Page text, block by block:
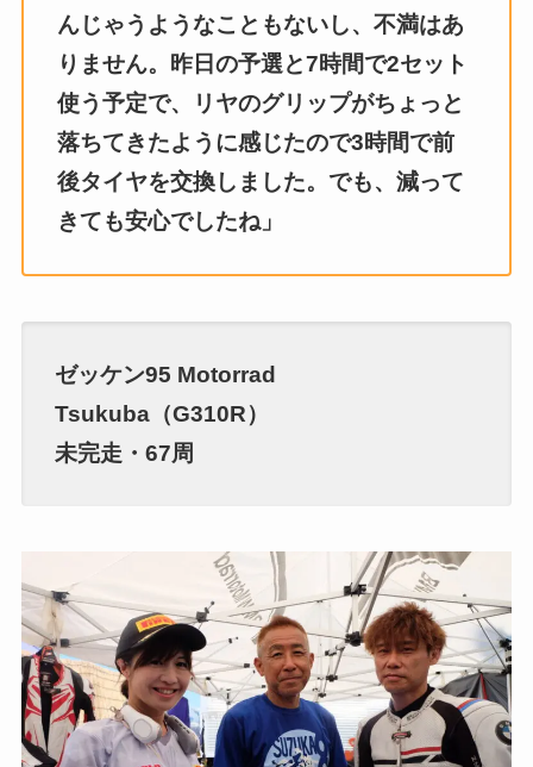
んじゃうようなこともないし、不満はあ
りません。昨日の予選と7時間で2セット
使う予定で、リヤのグリップがちょっと
落ちてきたように感じたので3時間で前
後タイヤを交換しました。でも、減って
きても安心でしたね」
ゼッケン95 Motorrad
Tsukuba（G310R）
未完走・67周